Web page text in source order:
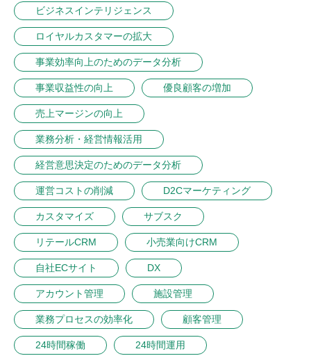
ビジネスインテリジェンス
ロイヤルカスタマーの拡大
事業効率向上のためのデータ分析
事業収益性の向上 優良顧客の増加
売上マージンの向上
業務分析・経営情報活用
経営意思決定のためのデータ分析
運営コストの削減 D2Cマーケティング
カスタマイズ サブスク
リテールCRM 小売業向けCRM
自社ECサイト DX
アカウント管理 施設管理
業務プロセスの効率化 顧客管理
24時間稼働 24時間運用